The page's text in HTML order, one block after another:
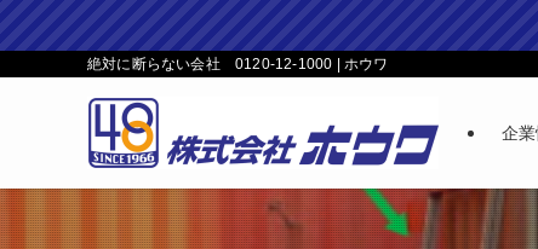
絶対に断らない会社 0120-12-1000 | ホウワ
企